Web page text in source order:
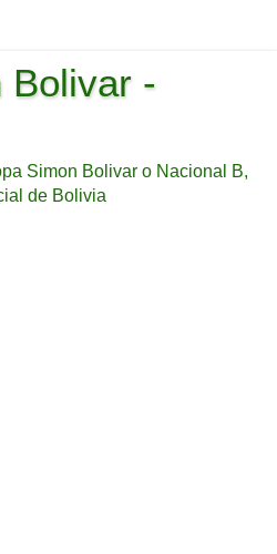
Bolivar -
Simon Bolivar o Nacional B,
de Bolivia